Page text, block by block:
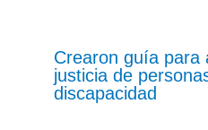
Crearon guía para
justicia de
discapacidad